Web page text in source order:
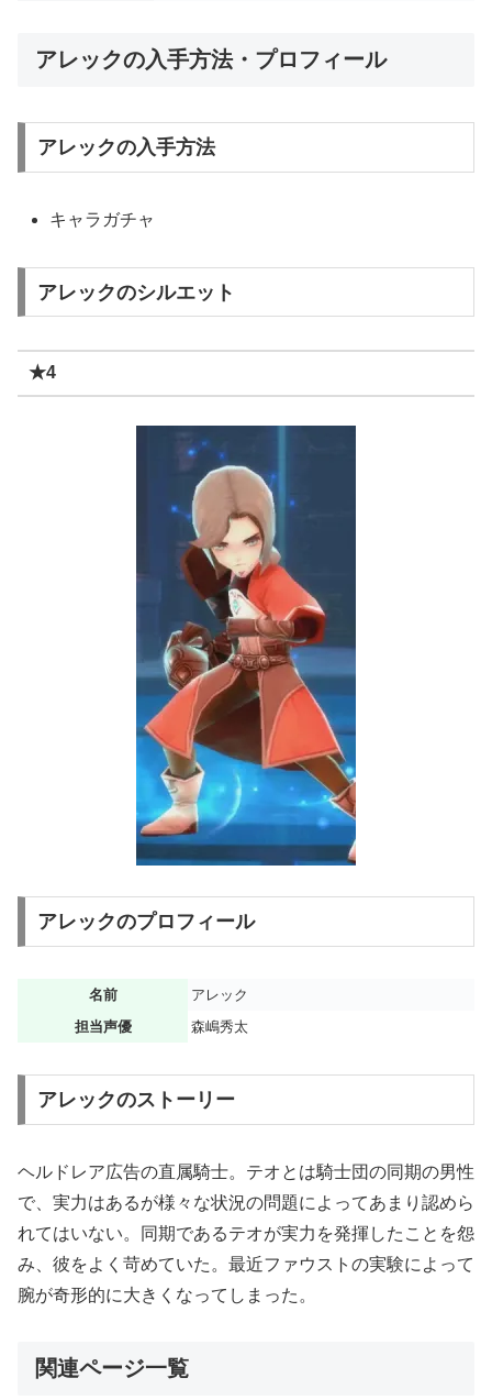
アレックの入手方法・プロフィール
アレックの入手方法
キャラガチャ
アレックのシルエット
★4
アレックのプロフィール
名前
アレック
担当声優
森嶋秀太
アレックのストーリー
ヘルドレア広告の直属騎士。テオとは騎士団の同期の男性
で、実力はあるが様々な状況の問題によってあまり認めら
れてはいない。同期であるテオが実力を発揮したことを怨
み、彼をよく苛めていた。最近ファウストの実験によって
腕が奇形的に大きくなってしまった。
関連ページ一覧